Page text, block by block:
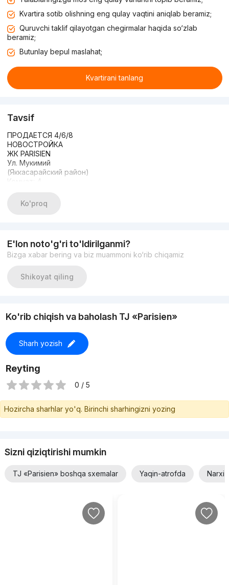
Kvartira sotib olishning eng qulay vaqtini aniqlab beramiz;
Quruvchi taklif qilayotgan chegirmalar haqida so‘zlab
beramiz;
Butunlay bepul maslahat;
Kvartirani tanlang
Tavsif
ПРОДАЕТСЯ 4/6/8
НОВОСТРОЙКА
ЖК PARISIEN
Ул. Мукимий
(Яккасарайский район)
Комнат: 4
Этажность: 8
Общая площадь: 87 м2
Ko'proq
E'lon noto'g'ri to'ldirilganmi?
Bizga xabar bering va biz muammoni ko‘rib chiqamiz
Shikoyat qiling
Ko'rib chiqish va baholash TJ «Parisien»
Sharh yozish
Reyting
0 / 5
Hozircha sharhlar yo'q. Birinchi sharhingizni yozing
Sizni qiziqtirishi mumkin
TJ «Parisien» boshqa sxemalar Yaqin-atrofda Narxi